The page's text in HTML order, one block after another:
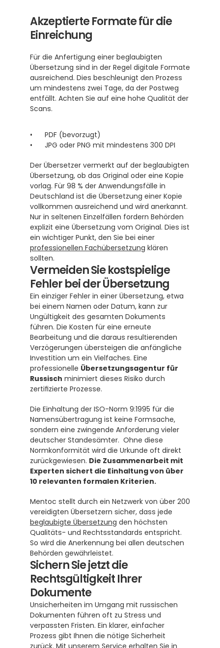
Akzeptierte Formate für die
Einreichung
Für die Anfertigung einer beglaubigten
Übersetzung sind in der Regel digitale Formate
ausreichend. Dies beschleunigt den Prozess
um mindestens zwei Tage, da der Postweg
entfällt. Achten Sie auf eine hohe Qualität der
Scans.
PDF (bevorzugt)
JPG oder PNG mit mindestens 300 DPI
Der Übersetzer vermerkt auf der beglaubigten
Übersetzung, ob das Original oder eine Kopie
vorlag. Für 98 % der Anwendungsfälle in
Deutschland ist die Übersetzung einer Kopie
vollkommen ausreichend und wird anerkannt.
Nur in seltenen Einzelfällen fordern Behörden
explizit eine Übersetzung vom Original. Dies ist
professionellen Fachübersetzung klären
sollten.
Vermeiden Sie kostspielige
Fehler bei der Übersetzung
Ein einziger Fehler in einer Übersetzung, etwa
bei einem Namen oder Datum, kann zur
Ungültigkeit des gesamten Dokuments
führen. Die Kosten für eine erneute
Bearbeitung und die daraus resultierenden
Verzögerungen übersteigen die anfängliche
Investition um ein Vielfaches. Eine
professionelle Übersetzungsagentur für
Russisch minimiert dieses Risiko durch
zertifizierte Prozesse.
Die Einhaltung der ISO-Norm 9:1995 für die
Namensübertragung ist keine Formsache,
sondern eine zwingende Anforderung vieler
deutscher Standesämter.  Ohne diese
Normkonformität wird die Urkunde oft direkt
zurückgewiesen. Die Zusammenarbeit mit
Experten sichert die Einhaltung von über
10 relevanten formalen Kriterien.
Mentoc stellt durch ein Netzwerk von über 200
beglaubigte Übersetzung den höchsten
Qualitäts- und Rechtsstandards entspricht.
So wird die Anerkennung bei allen deutschen
Behörden gewährleistet.
Sichern Sie jetzt die
Rechtsgültigkeit Ihrer
Dokumente
Unsicherheiten im Umgang mit russischen
Dokumenten führen oft zu Stress und
verpassten Fristen. Ein klarer, einfacher
Prozess gibt Ihnen die nötige Sicherheit
zurück. Mit unserem Service erhalten Sie in